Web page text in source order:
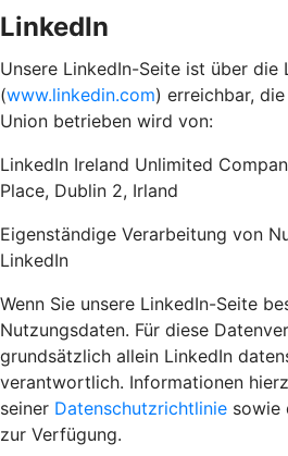
LinkedIn
Unsere LinkedIn-Seite ist über die
(www.linkedin.com) erreichbar,
Union betrieben wird von:
LinkedIn Ireland Unlimited
Place, Dublin 2, Irland
Eigenständige Verarbeitung von
LinkedIn
Wenn Sie unsere LinkedIn-Seite
Nutzungsdaten. Für diese
grundsätzlich allein LinkedIn
verantwortlich. Informationen
seiner Datenschutzrichtlinie sowie
zur Verfügung.